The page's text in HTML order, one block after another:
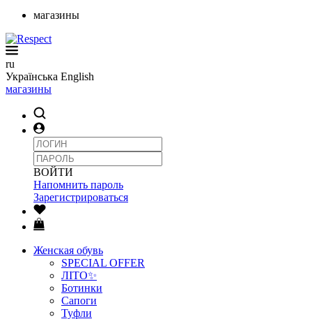
магазины
ru
Українська English
магазины
ВОЙТИ
Напомнить пароль
Зарегистрироваться
Женская обувь
SPECIAL OFFER
ЛІТО✨
Ботинки
Сапоги
Туфли